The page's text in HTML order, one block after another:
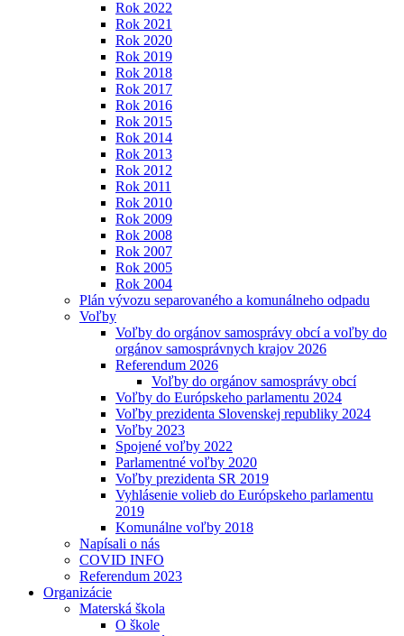
Rok 2022
Rok 2021
Rok 2020
Rok 2019
Rok 2018
Rok 2017
Rok 2016
Rok 2015
Rok 2014
Rok 2013
Rok 2012
Rok 2011
Rok 2010
Rok 2009
Rok 2008
Rok 2007
Rok 2005
Rok 2004
Plán vývozu separovaného a komunálneho odpadu
Voľby
Voľby do orgánov samosprávy obcí a voľby do
orgánov samosprávnych krajov 2026
Referendum 2026
Voľby do orgánov samosprávy obcí
Voľby do Európskeho parlamentu 2024
Voľby prezidenta Slovenskej republiky 2024
Voľby 2023
Spojené voľby 2022
Parlamentné voľby 2020
Voľby prezidenta SR 2019
Vyhlásenie volieb do Európskeho parlamentu
2019
Komunálne voľby 2018
Napísali o nás
COVID INFO
Referendum 2023
Organizácie
Materská škola
O škole